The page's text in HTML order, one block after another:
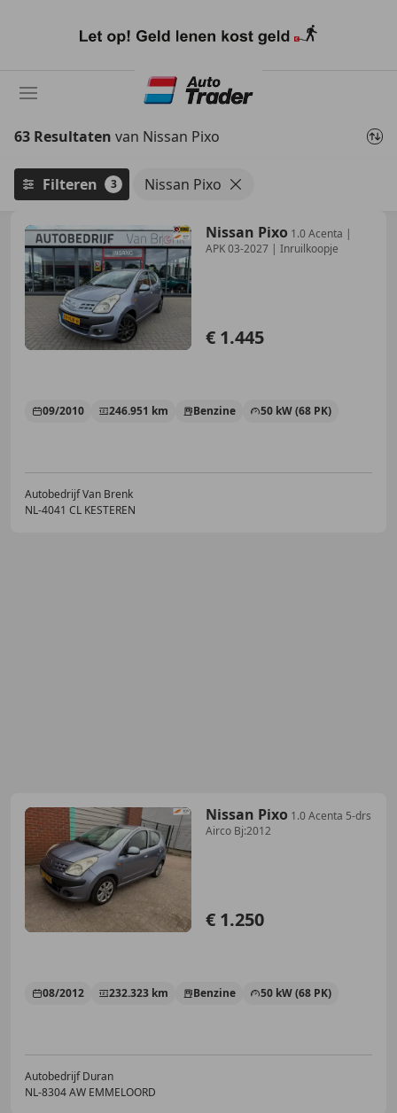
naar
63 Resultaten van Nissan Pixo
Filteren 3 Nissan Pixo
Nissan Pixo 1.0 Acenta |
APK 03-2027 | Inruilkoopje
€ 1.445
09/2010 246.951 km Benzine 50 kW (68 PK)
Autobedrijf Van Brenk
NL-4041 CL KESTEREN
Nissan Pixo 1.0 Acenta 5-drs
Airco Bj:2012
€ 1.250
08/2012 232.323 km Benzine 50 kW (68 PK)
Autobedrijf Duran
NL-8304 AW EMMELOORD